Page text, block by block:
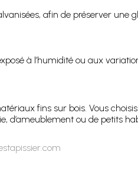
afin de préserver une
à l’humidité ou aux
fins sur bois. Vous
d’ameublement ou de petits